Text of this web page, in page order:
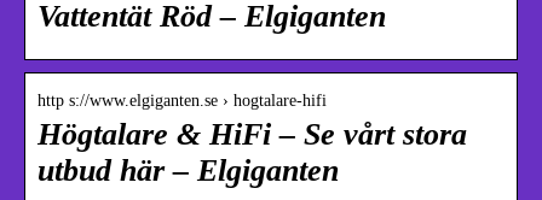
Vattentät Röd – Elgiganten
http s://www.elgiganten.se › hogtalare-hifi
Högtalare & HiFi – Se vårt stora
utbud här – Elgiganten